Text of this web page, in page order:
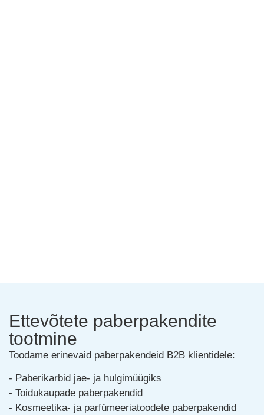
Ettevõtete paberpakendite
tootmine
Toodame erinevaid paberpakendeid B2B klientidele:
- Paberikarbid jae- ja hulgimüügiks
- Toidukaupade paberpakendid
- Kosmeetika- ja parfümeeriatoodete paberpakendid